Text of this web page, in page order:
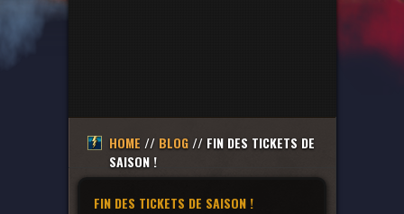
HOME // BLOG// FIN DES TICKETS DE
SAISON !
FIN DES TICKETS DE SAISON !